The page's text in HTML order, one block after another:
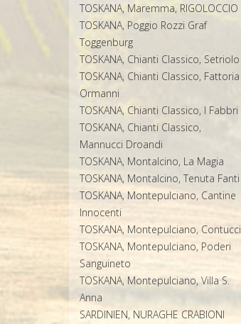
TOSKANA, Maremma, RIGOLOCCIO
TOSKANA, Poggio Rozzi Graf
Toggenburg
TOSKANA, Chianti Classico, Setriolo
TOSKANA, Chianti Classico, Fattoria
Ormanni
TOSKANA, Chianti Classico, I Fabbri
TOSKANA, Chianti Classico,
Mannucci Droandi
TOSKANA, Montalcino, La Magia
TOSKANA, Montalcino, Tenuta Fanti
TOSKANA, Montepulciano, Cantine
Innocenti
TOSKANA, Montepulciano, Contucci
TOSKANA, Montepulciano, Poderi
Sanguineto
TOSKANA, Montepulciano, Villa S.
Anna
SARDINIEN, NURAGHE CRABIONI